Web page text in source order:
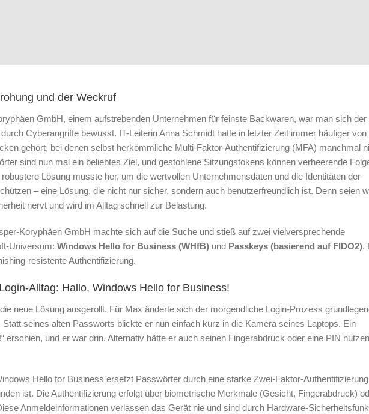
und der Weckruf
GmbH, einem aufstrebenden Unternehmen für feinste Backwaren, war man sich der
Cyberangriffe bewusst. IT-Leiterin Anna Schmidt hatte in letzter Zeit immer häufiger von
gehört, bei denen selbst herkömmliche Multi-Faktor-Authentifizierung (MFA) manchmal
sind nun mal ein beliebtes Ziel, und gestohlene Sitzungstokens können verheerende
Lösung musste her, um die wertvollen Unternehmensdaten und die Identitäten der
– eine Lösung, die nicht nur sicher, sondern auch benutzerfreundlich ist. Denn seien
nervt und wird im Alltag schnell zur Belastung.
Koryphäen GmbH machte sich auf die Suche und stieß auf zwei vielversprechende
Universum: Windows Hello for Business (WHfB)und Passkeys (basierend auf FIDO2).
resistente Authentifizierung.
Alltag: Hallo, Windows Hello for Business!
neue Lösung ausgerollt. Für Max änderte sich der morgendliche Login-Prozess
seines alten Passworts blickte er nun einfach kurz in die Kamera seines Laptops. Ein
erschien, und er war drin. Alternativ hätte er auch seinen Fingerabdruck oder eine PIN nutzen
Hello for Business ersetzt Passwörter durch eine starke Zwei-Faktor-
ist. Die Authentifizierung erfolgt über biometrische Merkmale (Gesicht, Fingerabdruck)
Anmeldeinformationen verlassen das Gerät nie und sind durch Hardware-